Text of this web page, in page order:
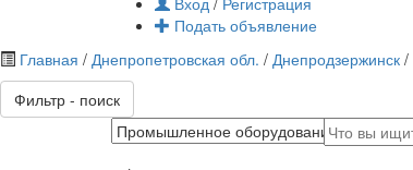
Подать объявление
Главная / Днепропетровская обл. / Днепродзержинск /
Фильтр - поиск